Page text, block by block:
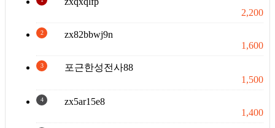
2,200
2
zx82bbwj9n
1,600
3
포근한성전사88
1,500
4
zx5ar15e8
1,400